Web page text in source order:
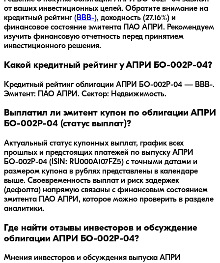
от ваших инвестиционных целей. Обратите внимание на
кредитный рейтинг ( BBB-), доходность (27.16%) и
финансовое состояние эмитента ПАО АПРИ. Рекомендуем
изучить финансовую отчетность перед принятием
инвестиционного решения.
Какой кредитный рейтинг у АПРИ БО-002Р-04?
Кредитный рейтинг облигации АПРИ БО-002Р-04 — BBB-.
Эмитент: ПАО АПРИ. Сектор: Недвижимость.
Выплатил ли эмитент купон по облигации АПРИ
БО-002Р-04 (статус выплат)?
Актуальный статус купонных выплат, график всех
прошлых и предстоящих платежей по выпуску АПРИ
БО-002Р-04 (ISIN: RU000A107FZ5) с точными датами и
размером купона в рублях представлены в календаре
выше. Своевременность выплат и риск задержек
(дефолта) напрямую связаны с финансовым состоянием
эмитента ПАО АПРИ, которое можно проверить в разделе
аналитики.
Где найти отзывы инвесторов и обсуждение
облигации АПРИ БО-002Р-04?
Мнения инвесторов и обсуждения выпуска АПРИ